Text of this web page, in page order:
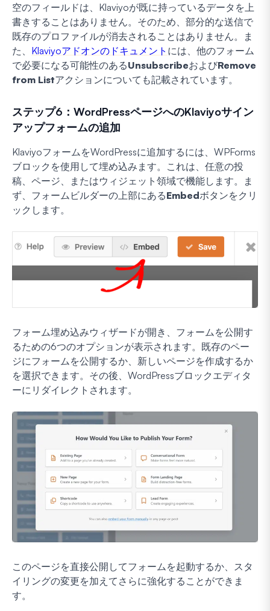
空のフィールドは、Klaviyoが既に持っているデータを上
書きすることはありません。そのため、部分的な送信で
既存のプロファイルが消去されることはありません。ま
た、 Klaviyoアドオンのドキュメント には、他のフォーム
で必要になる可能性のあるUnsubscribeおよびRemove
from Listアクションについても記載されています。
ステップ6：WordPressページへのKlaviyoサイン
アップフォームの追加
KlaviyoフォームをWordPressに追加するには、WPForms
ブロックを使用して埋め込みます。これは、任意の投
稿、ページ、またはウィジェット領域で機能します。ま
ず、フォームビルダーの上部にあるEmbedボタンをクリ
ックします。
フォーム埋め込みウィザードが開き、フォームを公開す
るための6つのオプションが表示されます。既存のペー
ジにフォームを公開するか、新しいページを作成するか
を選択できます。その後、WordPressブロックエディタ
ーにリダイレクトされます。
このページを直接公開してフォームを起動するか、スタ
イリングの変更を加えてさらに強化することができま
す。